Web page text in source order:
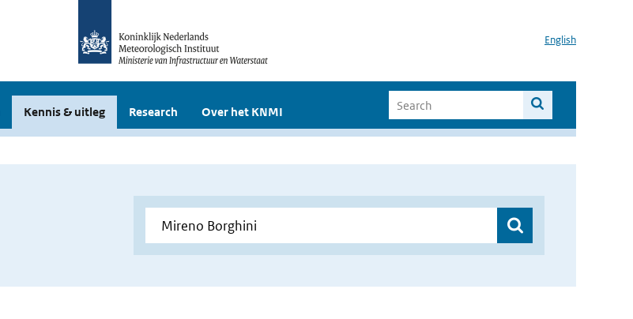
English
Kennis & uitleg Research Over het KNMI